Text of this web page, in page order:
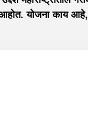
योजना काय आहे,